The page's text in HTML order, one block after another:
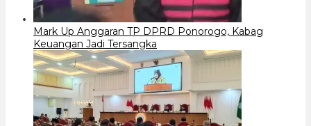
Mark Up Anggaran TP DPRD Ponorogo, Kabag
Keuangan Jadi Tersangka